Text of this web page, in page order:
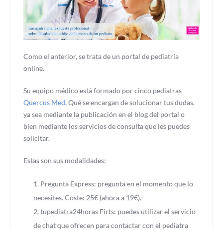
Como el anterior, se trata de un portal de pediatría
online.
Su equipo médico está formado por cinco pediatras
Quercus Med. Qué se encargan de solucionar tus dudas,
ya sea mediante la publicación en el blog del portal o
bien mediante los servicios de consulta que les puedes
solicitar.
Estas son sus modalidades:
Pregunta Express: pregunta en el momento que lo
necesites. Coste: 25€ (ahora a 19€).
tupediatra24horas Firts: puedes utilizar el servicio
de chat que ofrecen para contactar con el pediatra